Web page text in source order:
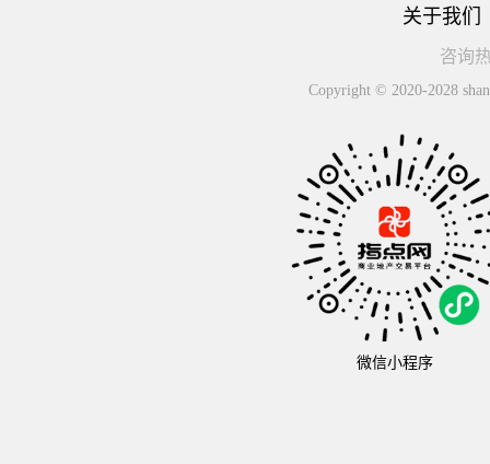
关于我们
咨询
Copyright © 2020-2028
微信小程序